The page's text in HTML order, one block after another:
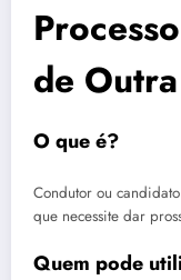
de
O que é?
Condutor ou
que necessite dar
Quem pode